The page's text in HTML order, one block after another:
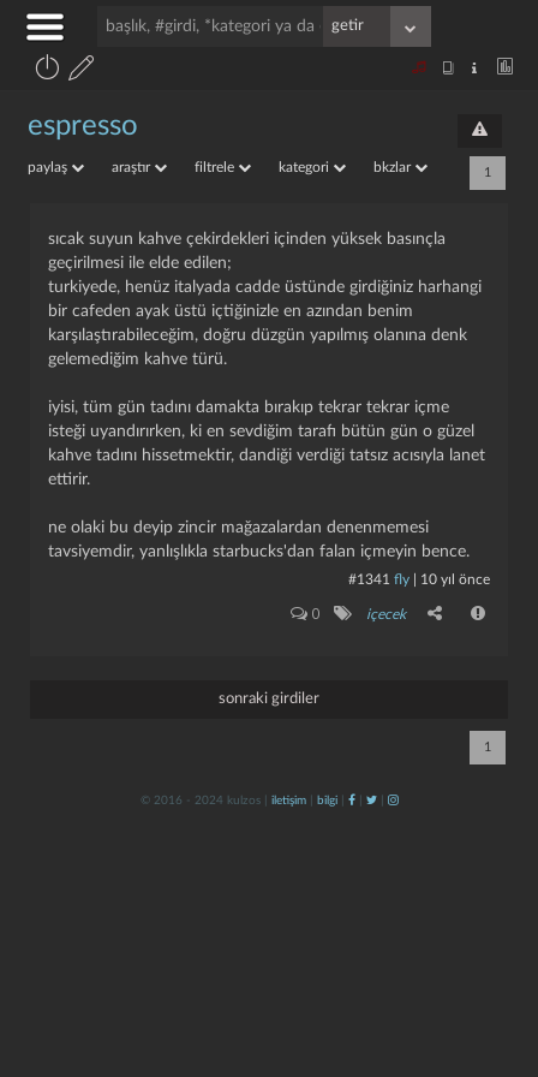
espresso
paylaş araştır filtrele kategori bkzlar 1
sıcak suyun kahve çekirdekleri içinden yüksek basınçla
geçirilmesi ile elde edilen;
turkiyede, henüz italyada cadde üstünde girdiğiniz harhangi
bir cafeden ayak üstü içtiğinizle en azından benim
karşılaştırabileceğim, doğru düzgün yapılmış olanına denk
gelemediğim kahve türü.
i̇yisi, tüm gün tadını damakta bırakıp tekrar tekrar içme
isteği uyandırırken, ki en sevdiğim tarafı bütün gün o güzel
kahve tadını hissetmektir, dandiği verdiği tatsız acısıyla lanet
ettirir.
ne olaki bu deyip zincir mağazalardan denenmemesi
tavsiyemdir, yanlışlıkla starbucks'dan falan içmeyin bence.
#1341 fly 10 yıl önce
0 içecek
sonraki girdiler
1
kaydet
© 2016 - 2024 kulzos | iletişim| bilgi| | |